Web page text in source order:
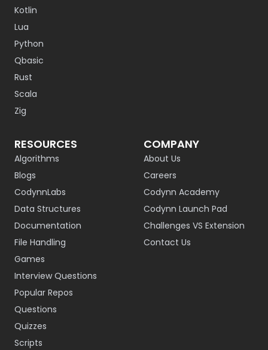
Kotlin
Lua
Python
Qbasic
Rust
Scala
Zig
RESOURCES
Algorithms
Blogs
CodynnLabs
Data Structures
Documentation
File Handling
Games
Interview Questions
Popular Repos
Questions
Quizzes
Scripts
COMPANY
About Us
Careers
Codynn Academy
Codynn Launch Pad
Challenges VS Extension
Contact Us